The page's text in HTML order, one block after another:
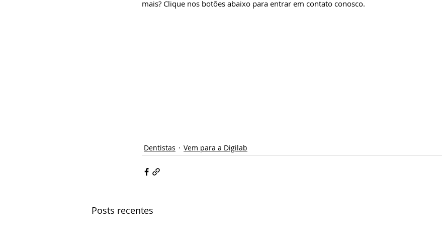
mais? Clique nos botões abaixo para entrar em contato conosco.
Dentistas Vem para a Digilab
Posts recentes